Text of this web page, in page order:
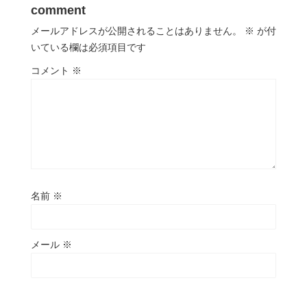
comment
メールアドレスが公開されることはありません。 ※ が付
いている欄は必須項目です
コメント ※
名前 ※
メール ※